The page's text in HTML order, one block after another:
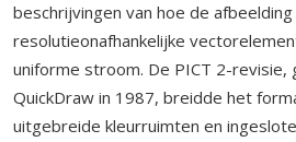
beschrijvingen van hoe de
resolutieonafhankelijke
uniforme stroom. De PICT 2-
QuickDraw in 1987, breidde het
uitgebreide kleurruimten en